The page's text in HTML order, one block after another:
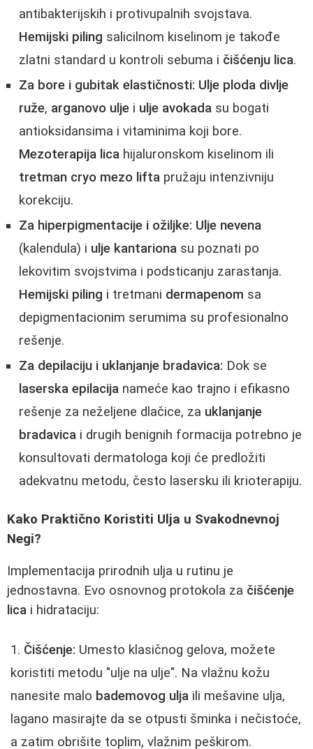
antibakterijskih i protivupalnih svojstava.
Hemijski piling salicilnom kiselinom je takođe
zlatni standard u kontroli sebuma i čišćenju lica.
Za bore i gubitak elastičnosti: Ulje ploda divlje
ruže, arganovo ulje i ulje avokada su bogati
antioksidansima i vitaminima koji bore.
Mezoterapija lica hijaluronskom kiselinom ili
tretman cryo mezo lifta pružaju intenzivniju
korekciju.
Za hiperpigmentacije i ožiljke: Ulje nevena
(kalendula) i ulje kantariona su poznati po
lekovitim svojstvima i podsticanju zarastanja.
Hemijski piling i tretmani dermapenom sa
depigmentacionim serumima su profesionalno
rešenje.
Za depilaciju i uklanjanje bradavica: Dok se
laserska epilacija nameće kao trajno i efikasno
rešenje za neželjene dlačice, za uklanjanje
bradavica i drugih benignih formacija potrebno je
konsultovati dermatologa koji će predložiti
adekvatnu metodu, često lasersku ili krioterapiju.
Kako Praktično Koristiti Ulja u Svakodnevnoj
Negi?
Implementacija prirodnih ulja u rutinu je
jednostavna. Evo osnovnog protokola za čišćenje
lica i hidrataciju:
Čišćenje: Umesto klasičnog gelova, možete
koristiti metodu "ulje na ulje". Na vlažnu kožu
nanesite malo bademovog ulja ili mešavine ulja,
lagano masirajte da se otpusti šminka i nečistoće,
a zatim obrišite toplim, vlažnim peškirom.